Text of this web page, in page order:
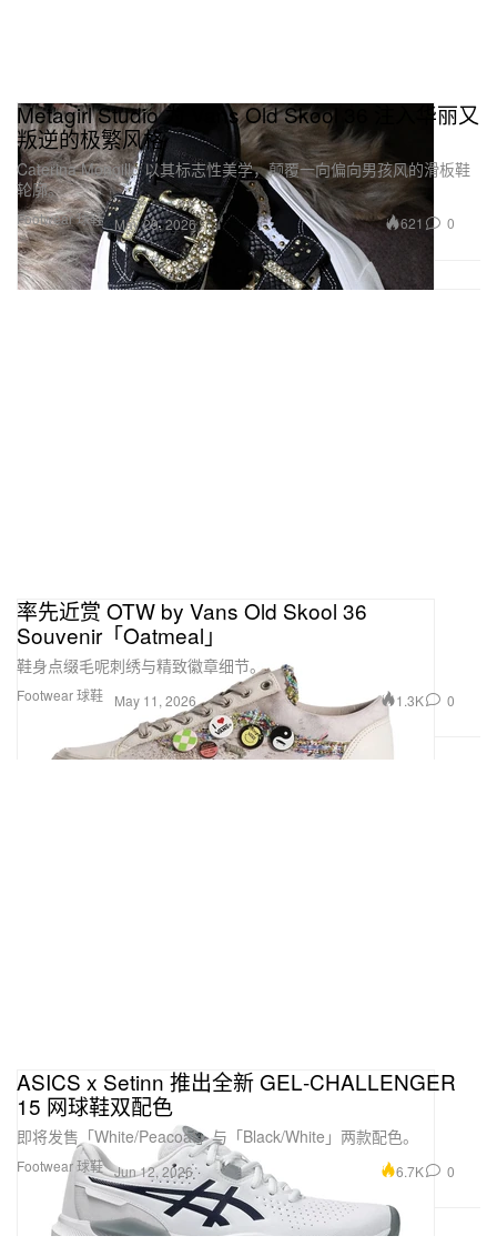
Footwear 球鞋
Metagirl Studio 为 Vans Old Skool 36 注入华丽又
叛逆的极繁风格
Caterina Mongillo 以其标志性美学，颠覆一向偏向男孩风的滑板鞋
轮廓。
May 29, 2026 621 0
Footwear 球鞋
率先近赏 OTW by Vans Old Skool 36
Souvenir「Oatmeal」
鞋身点缀毛呢刺绣与精致徽章细节。
May 11, 2026 1.3K 0
Footwear 球鞋
ASICS x Setinn 推出全新 GEL‑CHALLENGER
15 网球鞋双配色
即将发售「White/Peacoat」与「Black/White」两款配色。
Jun 12, 2026 6.7K 0